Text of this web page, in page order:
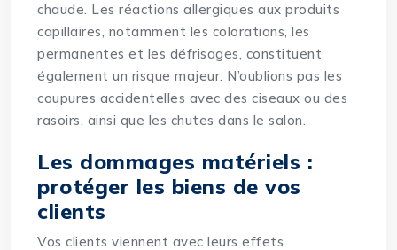
chaude. Les réactions allergiques aux produits
capillaires, notamment les colorations, les
permanentes et les défrisages, constituent
également un risque majeur. N’oublions pas les
coupures accidentelles avec des ciseaux ou des
rasoirs, ainsi que les chutes dans le salon.
Les dommages matériels :
protéger les biens de vos
clients
Vos clients viennent avec leurs effets